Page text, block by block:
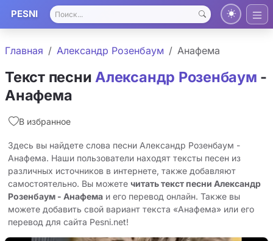
PESNI
Главная Александр Розенбаум Анафема
Текст песни Александр Розенбаум -
Анафема
В избранное
Здесь вы найдете слова песни Александр Розенбаум -
Анафема. Наши пользователи находят тексты песен из
различных источников в интернете, также добавляют
самостоятельно. Вы можете читать текст песни Александр
Розенбаум - Анафема и его перевод онлайн. Также вы
можете добавить свой вариант текста «Анафема» или его
перевод для сайта Pesni.net!